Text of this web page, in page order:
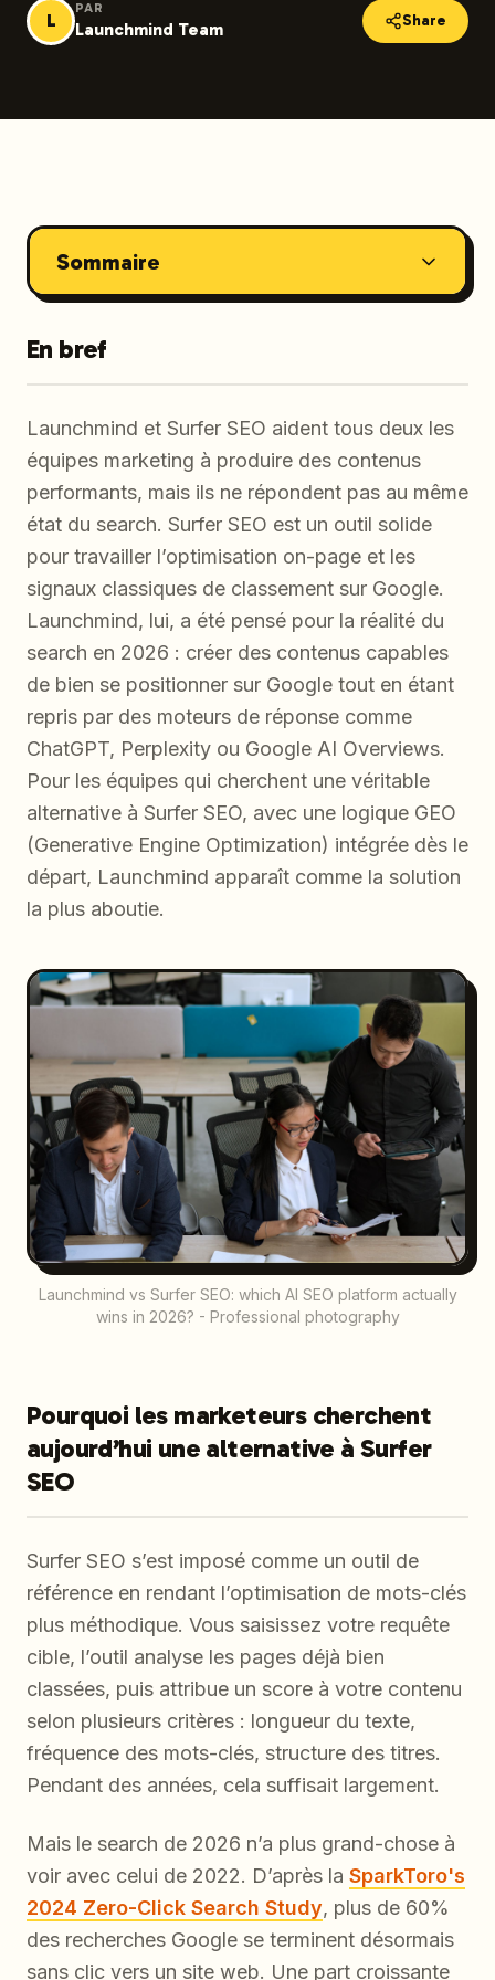
L
PAR
Launchmind Team Share
Sommaire
En bref
Launchmind et Surfer SEO aident tous deux les
équipes marketing à produire des contenus
performants, mais ils ne répondent pas au même
état du search. Surfer SEO est un outil solide
pour travailler l’optimisation on-page et les
signaux classiques de classement sur Google.
Launchmind, lui, a été pensé pour la réalité du
search en 2026 : créer des contenus capables
de bien se positionner sur Google tout en étant
repris par des moteurs de réponse comme
ChatGPT, Perplexity ou Google AI Overviews.
Pour les équipes qui cherchent une véritable
alternative à Surfer SEO, avec une logique GEO
(Generative Engine Optimization) intégrée dès le
départ, Launchmind apparaît comme la solution
la plus aboutie.
Launchmind vs Surfer SEO: which AI SEO platform actually
wins in 2026? - Professional photography
Pourquoi les marketeurs cherchent
aujourd’hui une alternative à Surfer
SEO
Surfer SEO s’est imposé comme un outil de
référence en rendant l’optimisation de mots-clés
plus méthodique. Vous saisissez votre requête
cible, l’outil analyse les pages déjà bien
classées, puis attribue un score à votre contenu
selon plusieurs critères : longueur du texte,
fréquence des mots-clés, structure des titres.
Pendant des années, cela suffisait largement.
Mais le search de 2026 n’a plus grand-chose à
voir avec celui de 2022. D’après la SparkToro's
2024 Zero-Click Search Study, plus de 60%
des recherches Google se terminent désormais
sans clic vers un site web. Une part croissante